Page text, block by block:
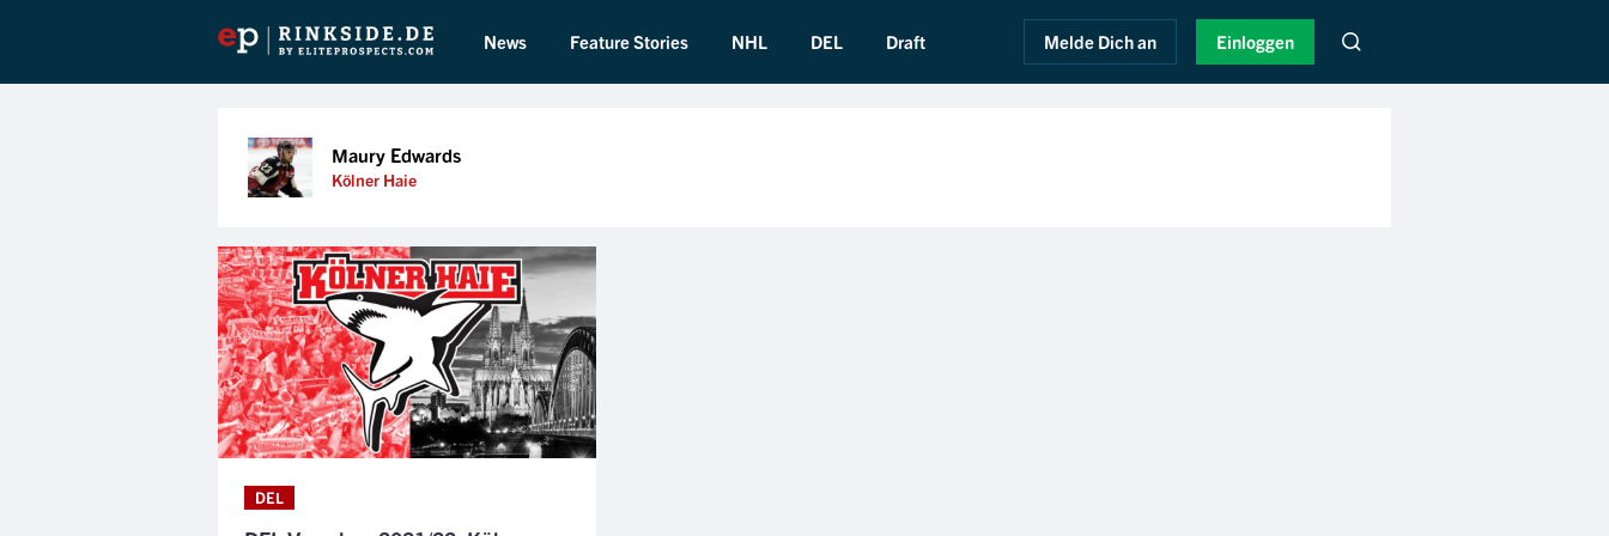
News Feature Stories NHL DEL Draft Melde Dich an Einloggen
Maury Edwards
Kölner Haie
DEL